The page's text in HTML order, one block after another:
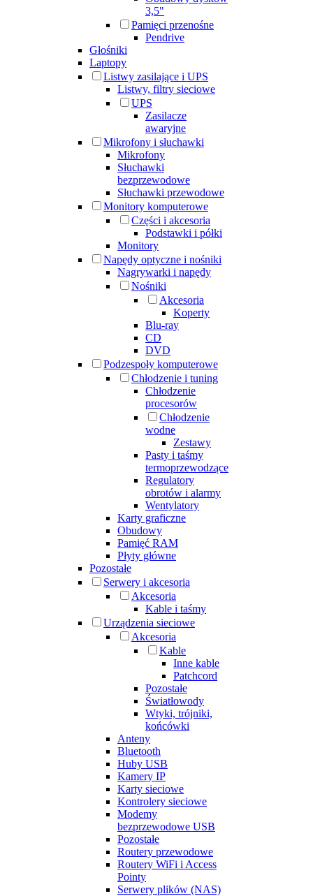
3,5"
Pamięci przenośne
Pendrive
Głośniki
Laptopy
Listwy zasilające i UPS
Listwy, filtry sieciowe
UPS
Zasilacze
awaryjne
Mikrofony i słuchawki
Mikrofony
Słuchawki
bezprzewodowe
Słuchawki przewodowe
Monitory komputerowe
Części i akcesoria
Podstawki i półki
Monitory
Napędy optyczne i nośniki
Nagrywarki i napędy
Nośniki
Akcesoria
Koperty
Blu-ray
CD
DVD
Podzespoły komputerowe
Chłodzenie i tuning
Chłodzenie
procesorów
Chłodzenie
wodne
Zestawy
Pasty i taśmy
termoprzewodzące
Regulatory
obrotów i alarmy
Wentylatory
Karty graficzne
Obudowy
Pamięć RAM
Płyty główne
Pozostałe
Serwery i akcesoria
Akcesoria
Kable i taśmy
Urządzenia sieciowe
Akcesoria
Kable
Inne kable
Patchcord
Pozostałe
Światłowody
Wtyki, trójniki,
końcówki
Anteny
Bluetooth
Huby USB
Kamery IP
Karty sieciowe
Kontrolery sieciowe
Modemy
bezprzewodowe USB
Pozostałe
Routery przewodowe
Routery WiFi i Access
Pointy
Serwery plików (NAS)